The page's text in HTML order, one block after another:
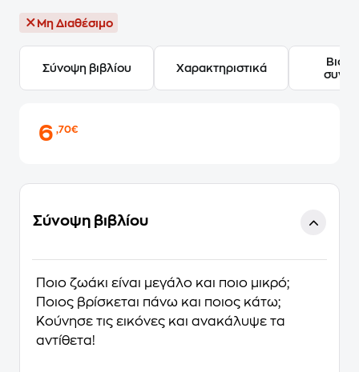
Μη Διαθέσιμο
Σύνοψη βιβλίου Χαρακτηριστικά
6,70€
Σύνοψη βιβλίου
Ποιο ζωάκι είναι μεγάλο και ποιο μικρό;
Ποιος βρίσκεται πάνω και ποιος κάτω;
Κούνησε τις εικόνες και ανακάλυψε τα
αντίθετα!